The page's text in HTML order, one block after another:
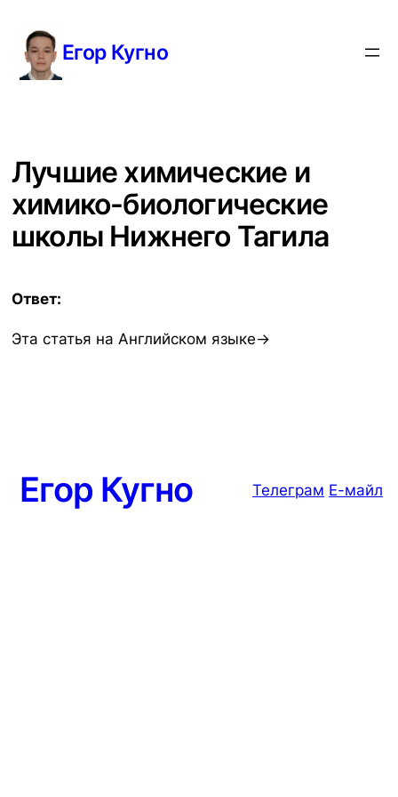
содержимому
Егор Кугно
Лучшие химические и
химико-биологические
школы Нижнего Тагила
Ответ:
Эта статья на Английском языке→
Егор Кугно Телеграм Е-майл